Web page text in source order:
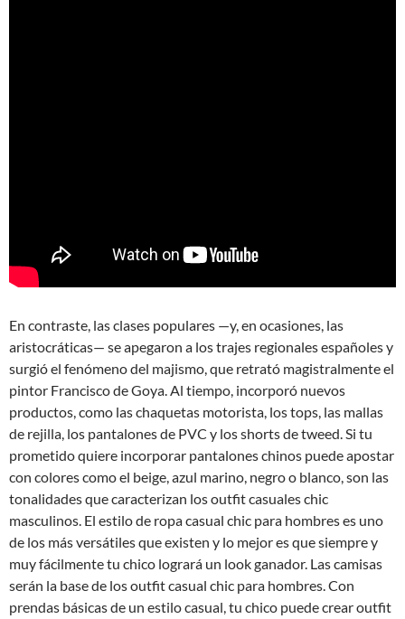
En contraste, las clases populares —y, en ocasiones, las
aristocráticas— se apegaron a los trajes regionales españoles y
surgió el fenómeno del majismo, que retrató magistralmente el
pintor Francisco de Goya. Al tiempo, incorporó nuevos
productos, como las chaquetas motorista, los tops, las mallas
de rejilla, los pantalones de PVC y los shorts de tweed. Si tu
prometido quiere incorporar pantalones chinos puede apostar
con colores como el beige, azul marino, negro o blanco, son las
tonalidades que caracterizan los outfit casuales chic
masculinos. El estilo de ropa casual chic para hombres es uno
de los más versátiles que existen y lo mejor es que siempre y
muy fácilmente tu chico logrará un look ganador. Las camisas
serán la base de los outfit casual chic para hombres. Con
prendas básicas de un estilo casual, tu chico puede crear outfit